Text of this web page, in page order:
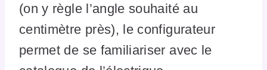
(on y règle l’angle souhaité au
centimètre près), le configurateur
permet de se familiariser avec le